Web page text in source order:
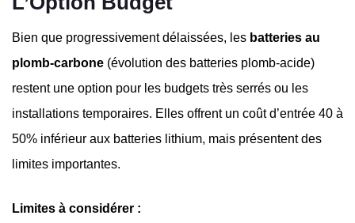
Bien que progressivement délaissées, les batteries au
plomb-carbone (évolution des batteries plomb-acide)
restent une option pour les budgets très serrés ou les
installations temporaires. Elles offrent un coût d’entrée 40 à
50% inférieur aux batteries lithium, mais présentent des
limites importantes.
Limites à considérer :